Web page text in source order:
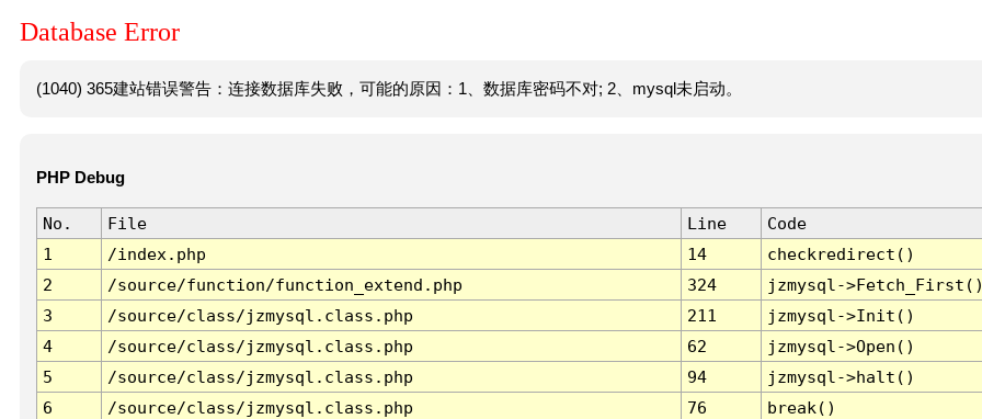
Database Error
(1040) 365建站错误警告：连接数据库失败，可能的原因：1、数据库密码不对; 2、mysql未启动。
PHP Debug
No. File Line
Code
1
/index.php 14
checkredirect()
2
/source/function/function_extend.php 324
jzmysql-
3
/source/class/jzmysql.class.php 211
jzmysql->Init()
4
/source/class/jzmysql.class.php 62
jzmysql->Open()
5
/source/class/jzmysql.class.php 94
jzmysql->halt()
6
/source/class/jzmysql.class.php 76 break()